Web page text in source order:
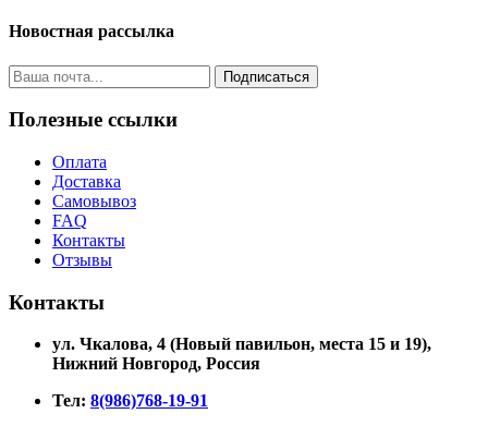
Новостная рассылка
Подписаться
Полезные ссылки
Оплата
Доставка
Самовывоз
FAQ
Контакты
Отзывы
Контакты
ул. Чкалова, 4 (Новый павильон, места 15 и 19),
Нижний Новгород, Россия
Тел: 8(986)768-19-91